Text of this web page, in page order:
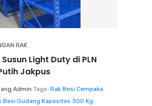
RAK
Light Duty di PLN
Jakpus
Admin Tags: Rak Besi Cempaka
Besi Gudang Kapasitas 300 Kg